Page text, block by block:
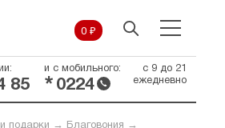
0 ₽
85
и с мобильного:
* 0224
с 9 до 21
ежедневно
подарки → Благовония →